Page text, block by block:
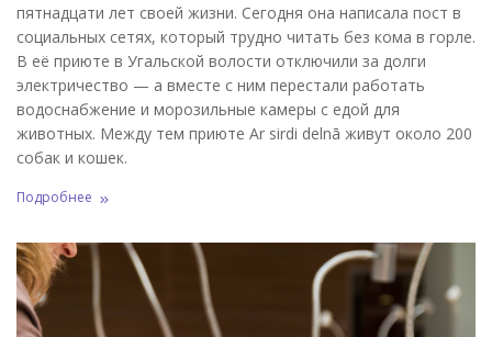
пятнадцати лет своей жизни. Сегодня она написала пост в
социальных сетях, который трудно читать без кома в горле.
В её приюте в Угальской волости отключили за долги
электричество — а вместе с ним перестали работать
водоснабжение и морозильные камеры с едой для
животных. Между тем приюте Ar sirdi delnā живут около 200
собак и кошек.
Подробнее